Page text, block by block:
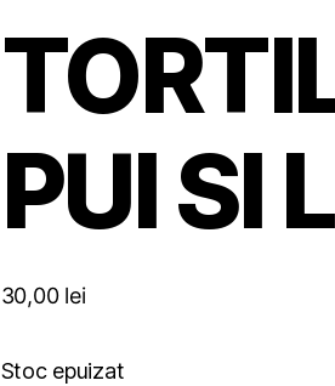
PUI SI
30,00 lei
Stoc epuizat